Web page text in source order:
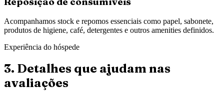
Acompanhamos stock e repomos essenciais como papel, sabonete,
produtos de higiene, café, detergentes e outros amenities definidos.
Experiência do hóspede
3. Detalhes que ajudam nas
avaliações